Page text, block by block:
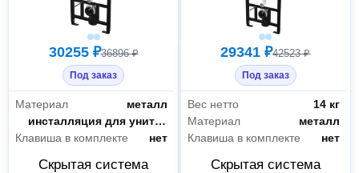
30255 ₽36896 ₽
Под заказ
Материал
металл
Тип
инсталляция для унитаза
Клавиша в комплекте
нет
Скрытая система
29341 ₽42523 ₽
Под заказ
Вес нетто
14 кг
Материал
металл
Клавиша в комплекте
нет
Скрытая система